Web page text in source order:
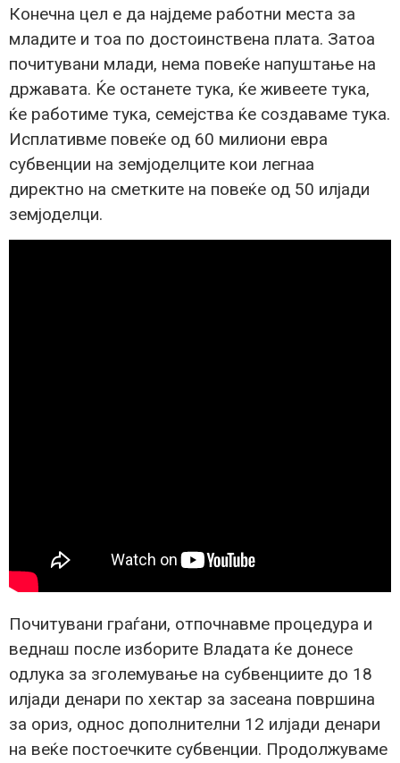
Конечна цел е да најдеме работни места за
младите и тоа по достоинствена плата. Затоа
почитувани млади, нема повеќе напуштање на
државата. Ќе останете тука, ќе живеете тука,
ќе работиме тука, семејства ќе создаваме тука.
Исплативме повеќе од 60 милиони евра
субвенции на земјоделците кои легнаа
директно на сметките на повеќе од 50 илјади
земјоделци.
Почитувани граѓани, отпочнавме процедура и
веднаш после изборите Владата ќе донесе
одлука за зголемување на субвенциите до 18
илјади денари по хектар за засеана површина
за ориз, однос дополнителни 12 илјади денари
на веќе постоечките субвенции. Продолжуваме